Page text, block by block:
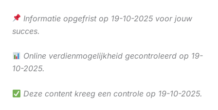
Informatie opgefrist op 19-10-2025 voor jouw
succes.
Online verdienmogelijkheid gecontroleerd op 19-
10-2025.
Deze content kreeg een controle op 19-10-2025.